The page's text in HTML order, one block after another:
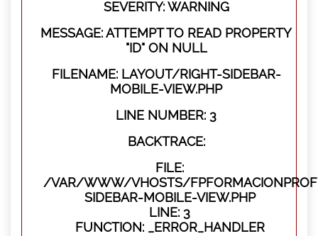
SEVERITY: WARNING
MESSAGE: ATTEMPT TO READ PROPERTY
"ID" ON NULL
FILENAME: LAYOUT/RIGHT-SIDEBAR-
MOBILE-VIEW.PHP
LINE NUMBER: 3
BACKTRACE:
FILE:
/VAR/WWW/VHOSTS/
SIDEBAR-MOBILE-VIEW.PHP
LINE: 3
FUNCTION: _ERROR_HANDLER